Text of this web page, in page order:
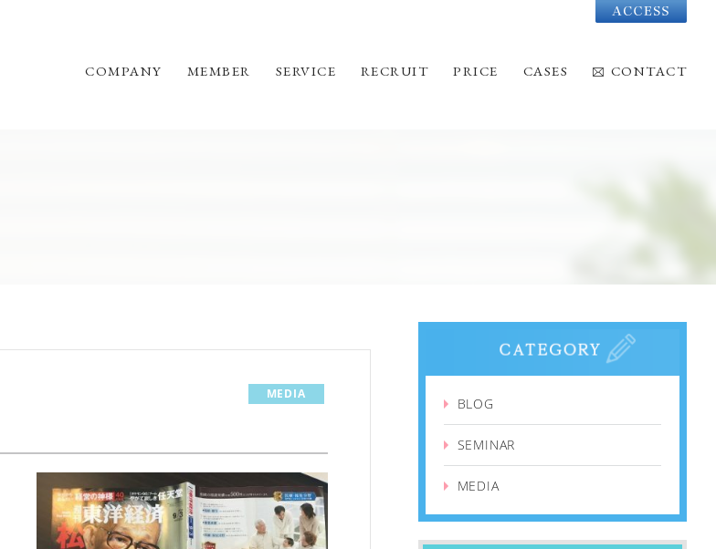
COMPANY MEMBER SERVICE RECRUIT PRICE CASES CONTACT
MEDIA
BLOG
SEMINAR
MEDIA